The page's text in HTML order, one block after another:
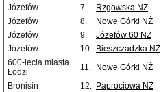
Józefów
7. Rzgowska NŻ
Józefów
8. Nowe Górki NŻ
Józefów
9. Józefów 60 NŻ
Józefów
10. Bieszczadzka NŻ
600-lecia miasta
Łodzi
11. Nowe Górki NŻ
Bronisin 12. Paprociowa NŻ